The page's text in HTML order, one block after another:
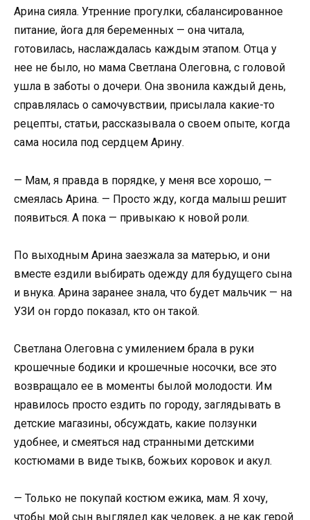
Арина сияла. Утренние прогулки, сбалансированное
питание, йога для беременных — она читала,
готовилась, наслаждалась каждым этапом. Отца у
нее не было, но мама Светлана Олеговна, с головой
ушла в заботы о дочери. Она звонила каждый день,
справлялась о самочувствии, присылала какие-то
рецепты, статьи, рассказывала о своем опыте, когда
сама носила под сердцем Арину.
— Мам, я правда в порядке, у меня все хорошо, —
смеялась Арина. — Просто жду, когда малыш решит
появиться. А пока — привыкаю к новой роли.
По выходным Арина заезжала за матерью, и они
вместе ездили выбирать одежду для будущего сына
и внука. Арина заранее знала, что будет мальчик — на
УЗИ он гордо показал, кто он такой.
Светлана Олеговна с умилением брала в руки
крошечные бодики и крошечные носочки, все это
возвращало ее в моменты былой молодости. Им
нравилось просто ездить по городу, заглядывать в
детские магазины, обсуждать, какие ползунки
удобнее, и смеяться над странными детскими
костюмами в виде тыкв, божьих коровок и акул.
— Только не покупай костюм ежика, мам. Я хочу,
чтобы мой сын выглядел как человек, а не как герой